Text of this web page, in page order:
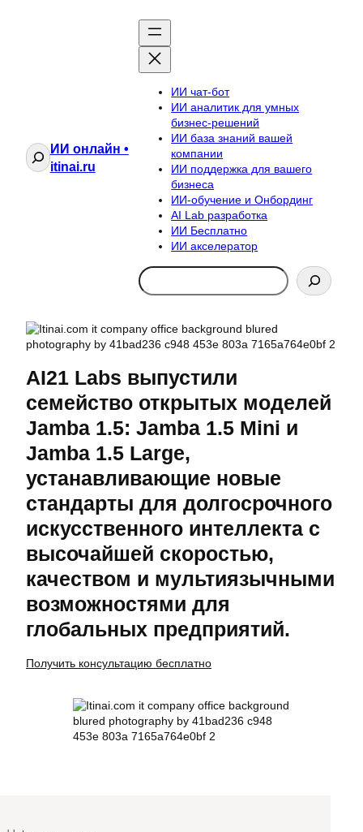
ПоискИИ онлайн •
itinai.ru
ИИ чат-бот
ИИ аналитик для умных
бизнес-решений
ИИ база знаний вашей
компании
ИИ поддержка для вашего
бизнеса
ИИ-обучение и Онбординг
AI Lab разработка
ИИ Бесплатно
ИИ акселератор
Search
AI21 Labs выпустили
семейство открытых моделей
Jamba 1.5: Jamba 1.5 Mini и
Jamba 1.5 Large,
устанавливающие новые
стандарты для долгосрочного
искусственного интеллекта с
высочайшей скоростью,
качеством и мультиязычными
возможностями для
глобальных предприятий.
Получить консультацию бесплатно